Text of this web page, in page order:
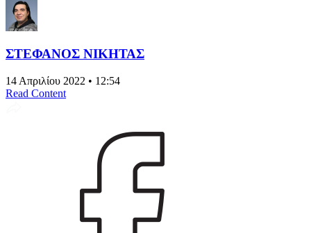
ΣΤΕΦΑΝΟΣ ΝΙΚΗΤΑΣ
14 Απριλίου 2022 • 12:54
Read Content